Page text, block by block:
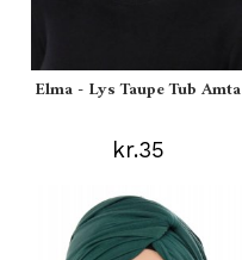
Elma - Lys Taupe Tub Amta
kr.35